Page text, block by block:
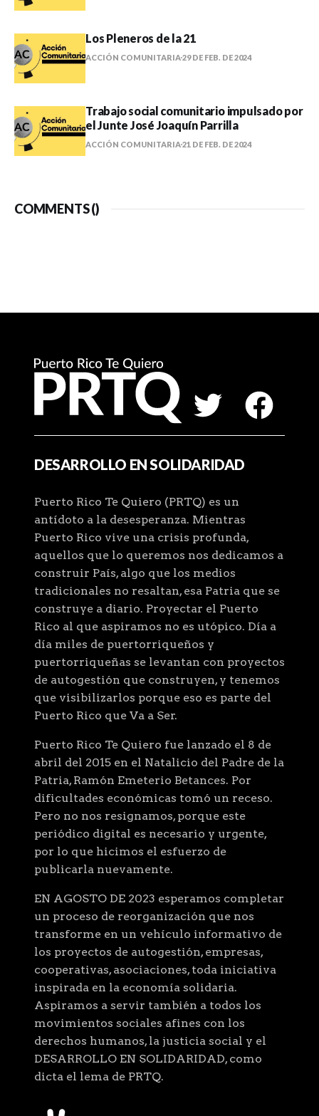
Los Pleneros de la 21
ACCIÓN COMUNITARIA29 DE FEB. DE 2024
Trabajo social comunitario impulsado por
el Junte José Joaquín Parrilla
ACCIÓN COMUNITARIA21 DE FEB. DE 2024
COMMENTS ()
DESARROLLO EN SOLIDARIDAD
Puerto Rico Te Quiero (PRTQ) es un
antídoto a la desesperanza. Mientras
Puerto Rico vive una crisis profunda,
aquellos que lo queremos nos dedicamos a
construir País, algo que los medios
tradicionales no resaltan, esa Patria que se
construye a diario. Proyectar el Puerto
Rico al que aspiramos no es utópico. Día a
día miles de puertorriqueños y
puertorriqueñas se levantan con proyectos
de autogestión que construyen, y tenemos
que visibilizarlos porque eso es parte del
Puerto Rico que Va a Ser.
Puerto Rico Te Quiero fue lanzado el 8 de
abril del 2015 en el Natalicio del Padre de la
Patria, Ramón Emeterio Betances. Por
dificultades económicas tomó un receso.
Pero no nos resignamos, porque este
periódico digital es necesario y urgente,
por lo que hicimos el esfuerzo de
publicarla nuevamente.
EN AGOSTO DE 2023 esperamos completar
un proceso de reorganización que nos
transforme en un vehículo informativo de
los proyectos de autogestión, empresas,
cooperativas, asociaciones, toda iniciativa
inspirada en la economía solidaria.
Aspiramos a servir también a todos los
movimientos sociales afines con los
derechos humanos, la justicia social y el
DESARROLLO EN SOLIDARIDAD, como
dicta el lema de PRTQ.